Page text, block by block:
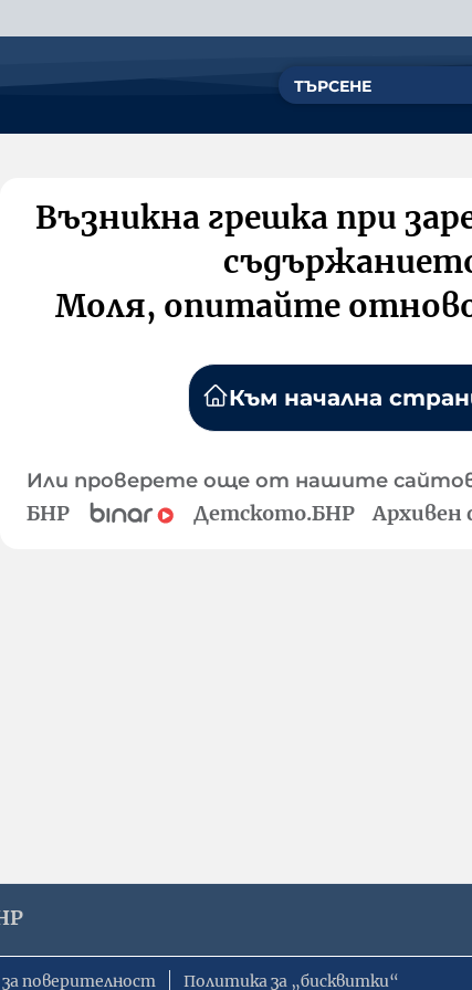
Възникна грешка при
Моля, опитайте
Към начална
Или проверете още от нашите
БНР Детското.БНР Архивен
поверителност Политика за „бисквитки“